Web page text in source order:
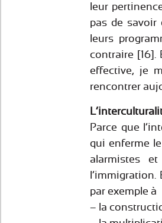
leur
pas de savoir
leurs
contraire [16].
effective, je
rencontrer
Parce que
qui enferme
alarmistes
par exemple à
– la